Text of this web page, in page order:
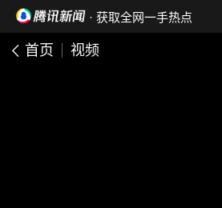
· 获取全网一手热点
首页 视频